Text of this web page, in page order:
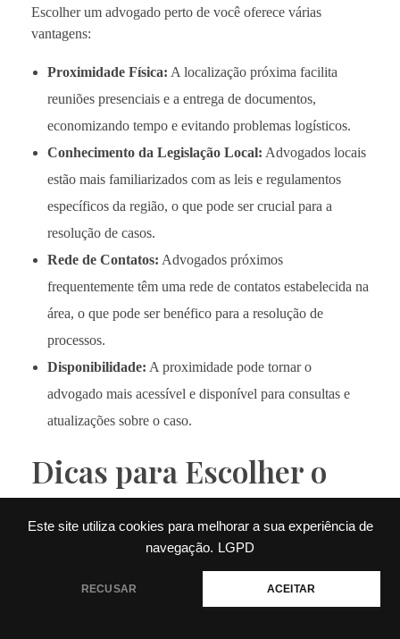
Este site utiliza cookies para melhorar a sua experiência de
navegação. LGPD
RECUSAR ACEITAR
Escolher um advogado perto de você oferece várias
vantagens:
Proximidade Física: A localização próxima facilita
reuniões presenciais e a entrega de documentos,
economizando tempo e evitando problemas logísticos.
Conhecimento da Legislação Local: Advogados locais
estão mais familiarizados com as leis e regulamentos
específicos da região, o que pode ser crucial para a
resolução de casos.
Rede de Contatos: Advogados próximos
frequentemente têm uma rede de contatos estabelecida na
área, o que pode ser benéfico para a resolução de
processos.
Disponibilidade: A proximidade pode tornar o
advogado mais acessível e disponível para consultas e
atualizações sobre o caso.
Dicas para Escolher o
Advogado Certo
Como Encontrar um
Advogado Local de Confiança
💬 Precisa de ajuda?